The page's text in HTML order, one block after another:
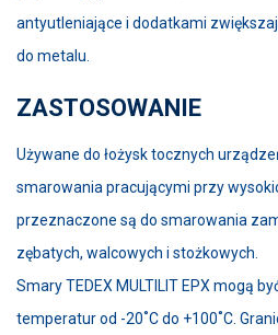
antyutleniające i dodatkami
do metalu.
ZASTOSOWANIE
Używane do łożysk tocznych
smarowania pracującymi przy
przeznaczone są do smarowania
zębatych, walcowych i stożkowych.
Smary TEDEX MULTILIT EPX mogą
temperatur od -20˚C do +100˚C.